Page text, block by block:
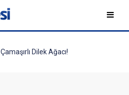
Çamaşırlı Dilek Ağacı!